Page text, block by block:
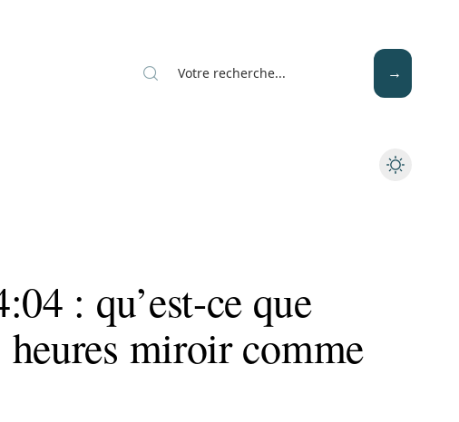
: qu’est-ce que
miroir comme